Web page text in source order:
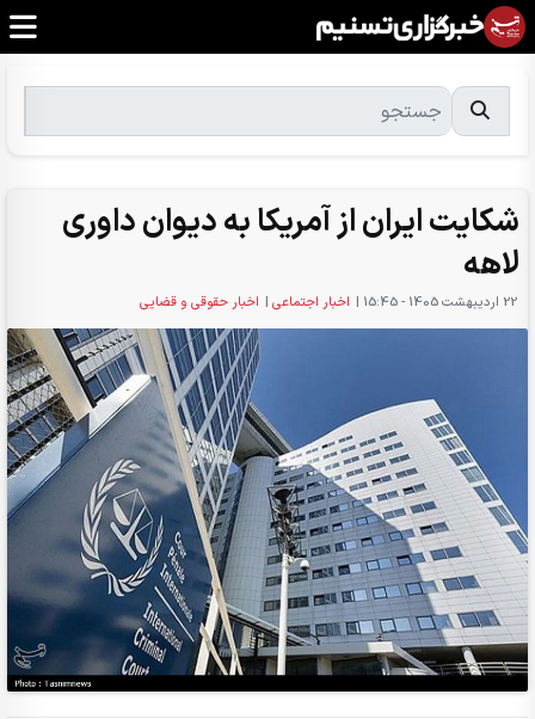
شکایت ایران از آمریکا به دیوان داوری
لاهه
22 ارديبهشت 1405 - 15:45 | اخبار اجتماعی | اخبار حقوقی و قضایی